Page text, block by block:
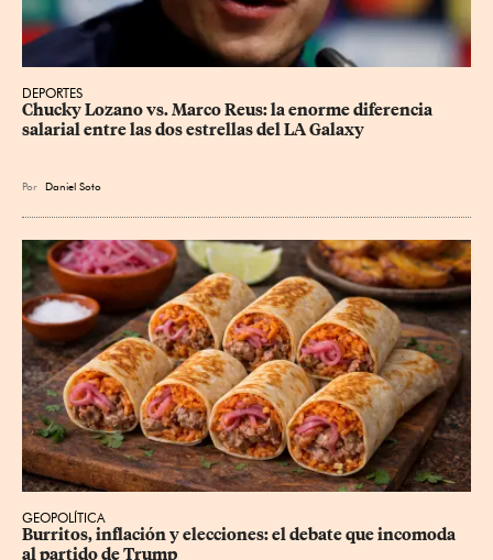
DEPORTES
Chucky Lozano vs. Marco Reus: la enorme diferencia
salarial entre las dos estrellas del LA Galaxy
Por Daniel Soto
GEOPOLÍTICA
Burritos, inflación y elecciones: el debate que incomoda
al partido de Trump